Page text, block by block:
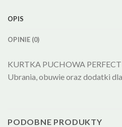
OPIS
OPINIE (0)
KURTKA PUCHOWA
Ubrania, obuwie oraz dodatki
PODOBNE PRODUKTY